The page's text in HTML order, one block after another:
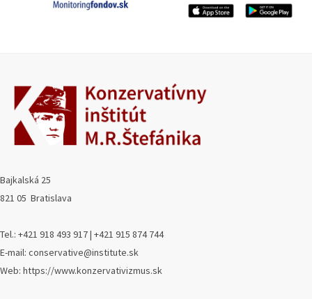
Bajkalská 25
821 05 Bratislava
Tel.: +421 918 493 917 | +421 915 874 744
E-mail: conservative@institute.sk
Web: https://www.konzervativizmus.sk